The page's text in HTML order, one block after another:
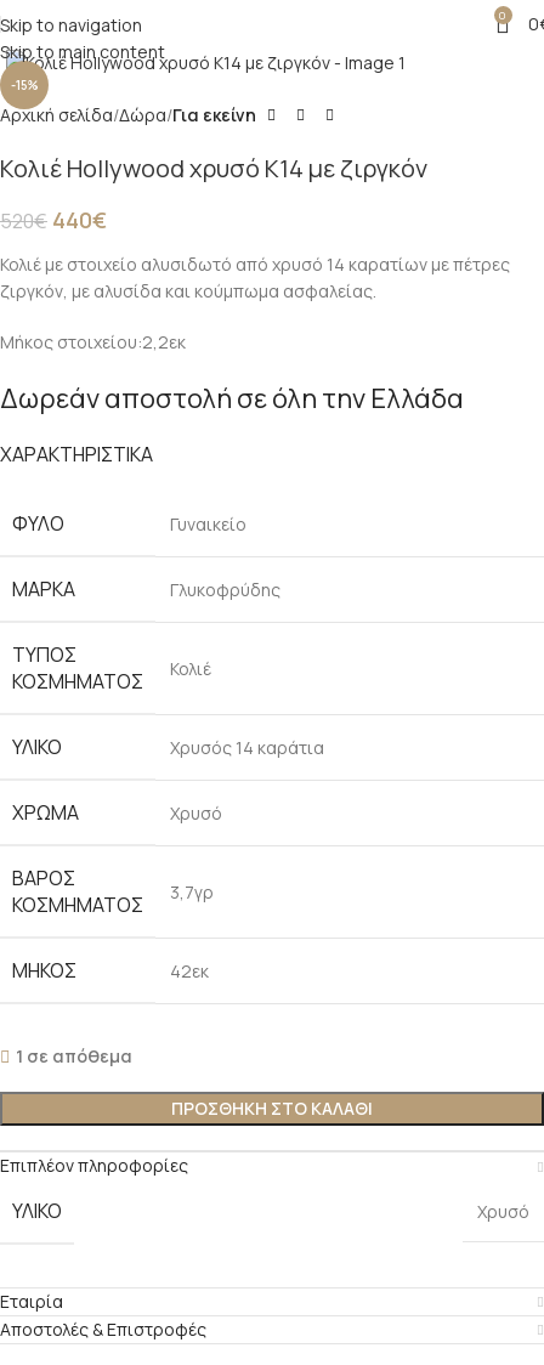
Skip to navigation
Skip to main content
0 0
-15%
Click to enlarge
Αρχική σελίδα Δώρα Για εκείνη
Κολιέ Hollywood χρυσό Κ14 με ζιργκόν
520€ 440€
Κολιέ με στοιχείο αλυσιδωτό από χρυσό 14 καρατίων με πέτρες
ζιργκόν, με αλυσίδα και κούμπωμα ασφαλείας.
Μήκος στοιχείου:2,2εκ
Δωρεάν αποστολή σε όλη την Ελλάδα
ΧΑΡΑΚΤΗΡΙΣΤΙΚΑ
ΦΎΛΟ Γυναικείο
ΜΆΡΚΑ Γλυκοφρύδης
ΤΎΠΟΣ
ΚΟΣΜΉΜΑΤΟΣ
Κολιέ
ΥΛΙΚΌ Χρυσός 14 καράτια
ΧΡΏΜΑ Χρυσό
ΒΆΡΟΣ
ΚΟΣΜΉΜΑΤΟΣ
3,7γρ
ΜΉΚΟΣ 42εκ
1 σε απόθεμα
ΠΡΟΣΘΉΚΗ ΣΤΟ ΚΑΛΆΘΙ
Επιπλέον πληροφορίες
ΥΛΙΚΌ Χρυσό
Εταιρία
Αποστολές & Επιστροφές